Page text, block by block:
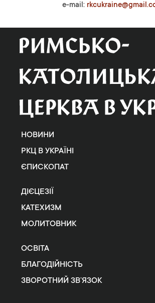
e-mail:
НОВИНИ
РКЦ В УКРАЇНІ
ЄПИСКОПАТ
ДІЄЦЕЗІЇ
КАТЕХИЗМ
МОЛИТОВНИК
ОСВІТА
БЛАГОДІЙНІСТЬ
ЗВОРОТНИЙ ЗВ’ЯЗОК